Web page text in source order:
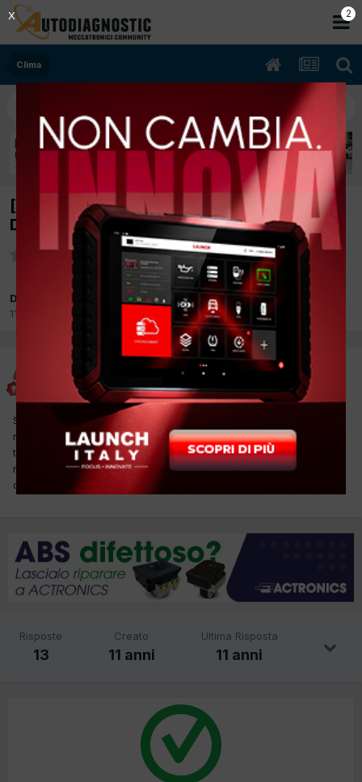
Clima
[FIAT ULYSSE 06/2001 2088cc P8C 80Kw
Diesel] PICCOLA PERDITA DI FREON
Da incardona
11 Luglio 2015
incardona
Inviato11 Luglio 2015
Salve a tutti in questi giorni mi è capitato un ulysse che avendo
ricaricato il clima l anno scorso, quest' anno non funzionava. ho
trovato l' impianto completamente scarico di gas gli ho rifatto la
ricarica ma non ho trovato nessuna perdita di gas. a qualcuno è
capitato qualche caso simile?
Risposte
13
Creato
11 anni
Ultima Risposta
11 anni
1
X